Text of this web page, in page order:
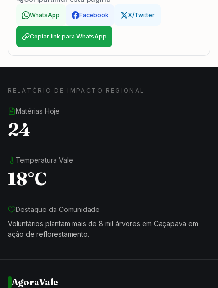
WhatsApp Facebook X/Twitter
Copiar link para WhatsApp
RELATÓRIO DE IMPACTO REGIONAL
Matérias Hoje
24
Temperatura Vale
18°C
Destaque da Comunidade
Voluntários plantam mais de 8 mil árvores em Caçapava em
ação de reflorestamento.
AgoraVale